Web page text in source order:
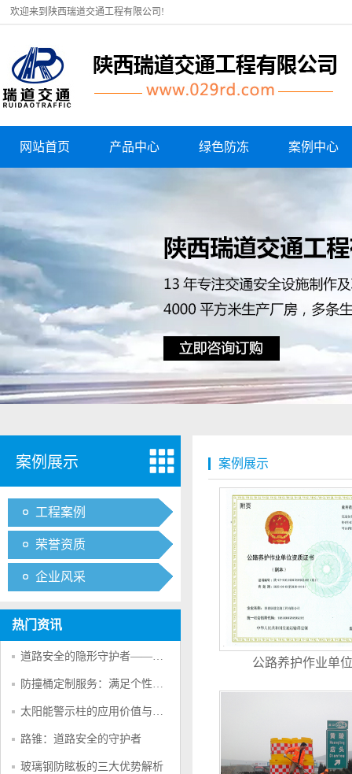
欢迎来到陕西瑞道交通工程有限公司!
网站首页 产品中心 绿色防冻 案例中心
案例展示
工程案例
荣誉资质
企业风采
热门资讯
道路安全的隐形守护者——防撞桶的多重防护作用
防撞桶定制服务：满足个性化交通安全需求的创新方案
太阳能警示柱的应用价值与产品特点
路锥：道路安全的守护者
玻璃钢防眩板的三大优势解析
案例展示
公路养护作业单